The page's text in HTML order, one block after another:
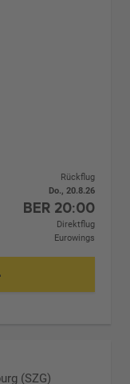
Rückflug
Do., 20.8.26
BER 20:00
Direktflug
Eurowings
(SZG)